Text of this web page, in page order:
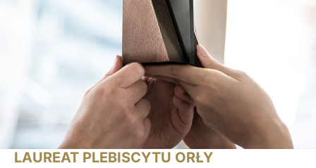
LAUREAT PLEBISCYTU ORŁY